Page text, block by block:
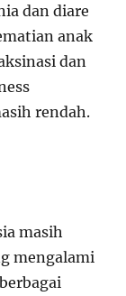
dan diare
anak
dan
rendah.
masih
mengalami